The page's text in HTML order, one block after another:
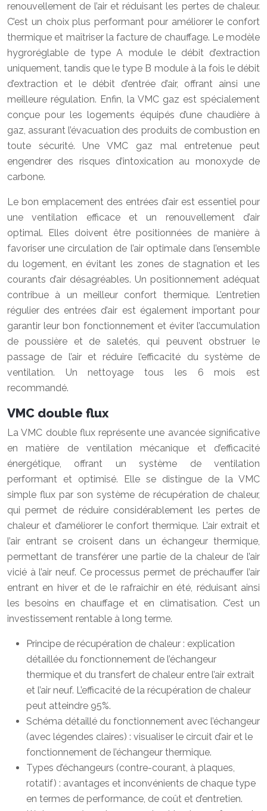
renouvellement de l’air et réduisant les pertes de chaleur.
C’est un choix plus performant pour améliorer le confort
thermique et maîtriser la facture de chauffage. Le modèle
hygroréglable de type A module le débit d’extraction
uniquement, tandis que le type B module à la fois le débit
d’extraction et le débit d’entrée d’air, offrant ainsi une
meilleure régulation. Enfin, la VMC gaz est spécialement
conçue pour les logements équipés d’une chaudière à
gaz, assurant l’évacuation des produits de combustion en
toute sécurité. Une VMC gaz mal entretenue peut
engendrer des risques d’intoxication au monoxyde de
carbone.
Le bon emplacement des entrées d’air est essentiel pour
une ventilation efficace et un renouvellement d’air
optimal. Elles doivent être positionnées de manière à
favoriser une circulation de l’air optimale dans l’ensemble
du logement, en évitant les zones de stagnation et les
courants d’air désagréables. Un positionnement adéquat
contribue à un meilleur confort thermique. L’entretien
régulier des entrées d’air est également important pour
garantir leur bon fonctionnement et éviter l’accumulation
de poussière et de saletés, qui peuvent obstruer le
passage de l’air et réduire l’efficacité du système de
ventilation. Un nettoyage tous les 6 mois est
recommandé.
VMC double flux
La VMC double flux représente une avancée significative
en matière de ventilation mécanique et d’efficacité
énergétique, offrant un système de ventilation
performant et optimisé. Elle se distingue de la VMC
simple flux par son système de récupération de chaleur,
qui permet de réduire considérablement les pertes de
chaleur et d’améliorer le confort thermique. L’air extrait et
l’air entrant se croisent dans un échangeur thermique,
permettant de transférer une partie de la chaleur de l’air
vicié à l’air neuf. Ce processus permet de préchauffer l’air
entrant en hiver et de le rafraîchir en été, réduisant ainsi
les besoins en chauffage et en climatisation. C’est un
investissement rentable à long terme.
Principe de récupération de chaleur : explication
détaillée du fonctionnement de l’échangeur
thermique et du transfert de chaleur entre l’air extrait
et l’air neuf. L’efficacité de la récupération de chaleur
peut atteindre 95%.
Schéma détaillé du fonctionnement avec l’échangeur
(avec légendes claires) : visualiser le circuit d’air et le
fonctionnement de l’échangeur thermique.
Types d’échangeurs (contre-courant, à plaques,
rotatif) : avantages et inconvénients de chaque type
en termes de performance, de coût et d’entretien.